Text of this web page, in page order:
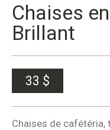
Chaises
Brillant
33 $
Chaises de cafétéria,